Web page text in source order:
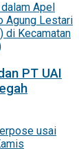
PT UAI